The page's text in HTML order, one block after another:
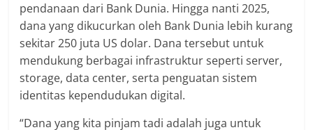
pendanaan dari Bank Dunia. Hingga nanti 2025,
dana yang dikucurkan oleh Bank Dunia lebih kurang
sekitar 250 juta US dolar. Dana tersebut untuk
mendukung berbagai infrastruktur seperti server,
storage, data center, serta penguatan sistem
identitas kependudukan digital.
“Dana yang kita pinjam tadi adalah juga untuk